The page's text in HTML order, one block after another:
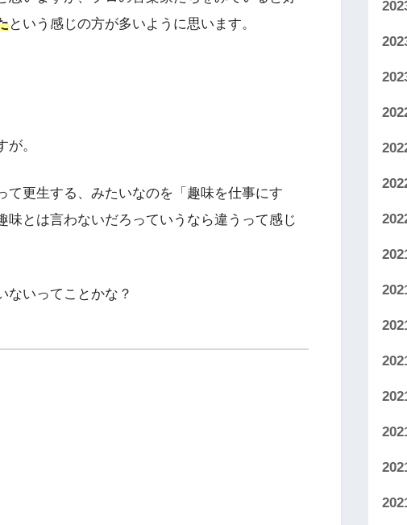
という感じの方が多いように思います。
。
更生する、みたいなのを「趣味を仕事にす
とは言わないだろっていうなら違うって感じ
ないってことかな？